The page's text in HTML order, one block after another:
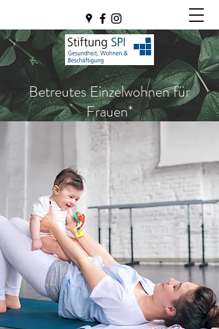
Betreutes Einzelwohnen für
Frauen*